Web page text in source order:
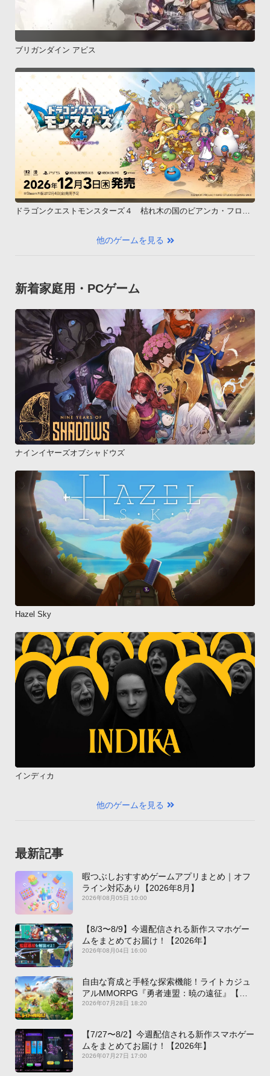
ブリガンダイン アビス
ドラゴンクエストモンスターズ４ 枯れ木の国のビアンカ・フロー
他のゲームを見る
新着家庭用・PCゲーム
ナインイヤーズオブシャドウズ
Hazel Sky
インディカ
他のゲームを見る
最新記事
暇つぶしおすすめゲームアプリまとめ｜オフ
ライン対応あり【2026年8月】
2026年08月05日 10:00
【8/3〜8/9】今週配信される新作スマホゲー
ムをまとめてお届け！【2026年】
2026年08月04日 16:00
自由な育成と手軽な探索機能！ライトカジュ
アルMMORPG『勇者連盟：暁の遠征』【最
新作PICKUP】
2026年07月28日 18:20
【7/27〜8/2】今週配信される新作スマホゲー
ムをまとめてお届け！【2026年】
2026年07月27日 17:00